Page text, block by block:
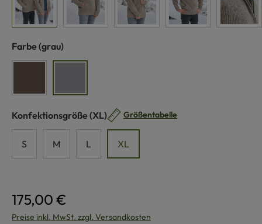
Farbe auswählen
(grau)
Konfektionsgröße auswählen
(XL) Größentabelle
S M L XL
175,00 €
Preise inkl. MwSt. zzgl. Versandkosten